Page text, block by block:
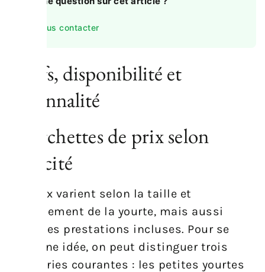
Nous contacter
Tarifs, disponibilité et
saisonnalité
Fourchettes de prix selon
capacité
Les prix varient selon la taille et
l’équipement de la yourte, mais aussi
selon les prestations incluses. Pour se
faire une idée, on peut distinguer trois
catégories courantes : les petites yourtes